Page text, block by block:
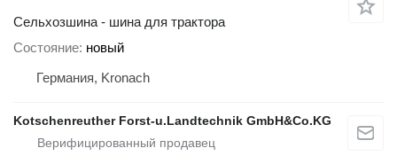
Сельхозшина - шина для трактора
Состояние новый
Германия, Kronach
Kotschenreuther Forst-u.Landtechnik GmbH&Co.KG